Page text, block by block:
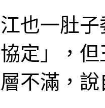
也一肚
定」，
不滿，